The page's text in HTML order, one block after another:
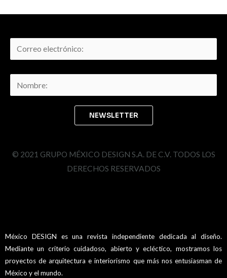
© 2021 GRUPO MÉXICO DESIGN S.A. DE C.V. TODOS LOS
DERECHOS RESERVADOS
México DESIGN es una revista independiente dedicada al diseño.
Mediante un criterio cuidadoso, abierto y ecléctico, mostramos los
proyectos de arquitectura e interiorismo que más nos entusiasman de
México y el mundo.